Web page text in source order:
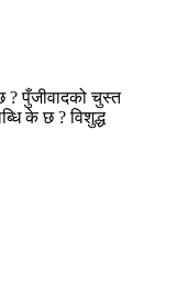
? पुँजीवादको चुस्त
के छ ? विशुद्ध